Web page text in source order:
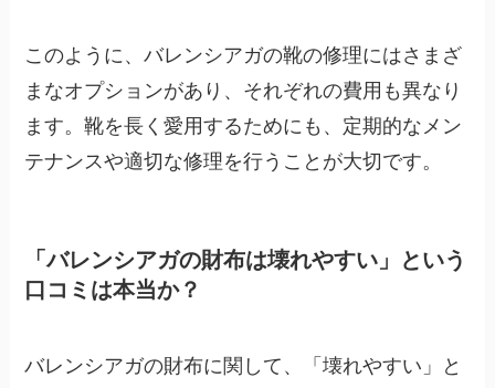
このように、バレンシアガの靴の修理にはさまざ
まなオプションがあり、それぞれの費用も異なり
ます。靴を長く愛用するためにも、定期的なメン
テナンスや適切な修理を行うことが大切です。
「バレンシアガの財布は壊れやすい」という
口コミは本当か？
バレンシアガの財布に関して、「壊れやすい」と